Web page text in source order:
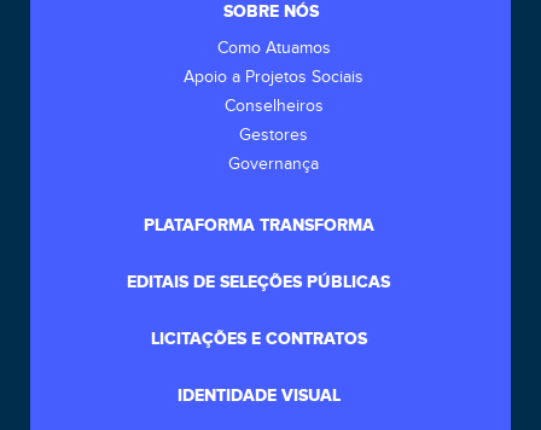
SOBRE NÓS
Como Atuamos
Apoio a Projetos Sociais
Conselheiros
Gestores
Governança
PLATAFORMA TRANSFORMA
EDITAIS DE SELEÇÕES PÚBLICAS
LICITAÇÕES E CONTRATOS
IDENTIDADE VISUAL